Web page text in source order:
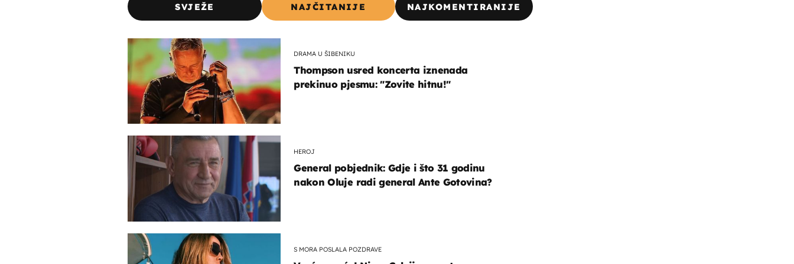
SVJEŽE NAJČITANIJE NAJKOMENTIRANIJE
DRAMA U ŠIBENIKU
Thompson usred koncerta iznenada
prekinuo pjesmu: "Zovite hitnu!"
HEROJ
General pobjednik: Gdje i što 31 godinu
nakon Oluje radi general Ante Gotovina?
S MORA POSLALA POZDRAVE